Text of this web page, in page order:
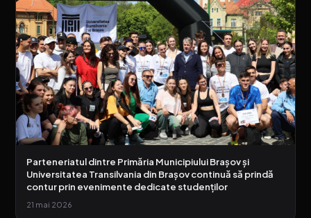
Parteneriatul dintre Primăria Municipiului Brașov și
Universitatea Transilvania din Brașov continuă să prindă
contur prin evenimente dedicate studenților
21 mai 2026